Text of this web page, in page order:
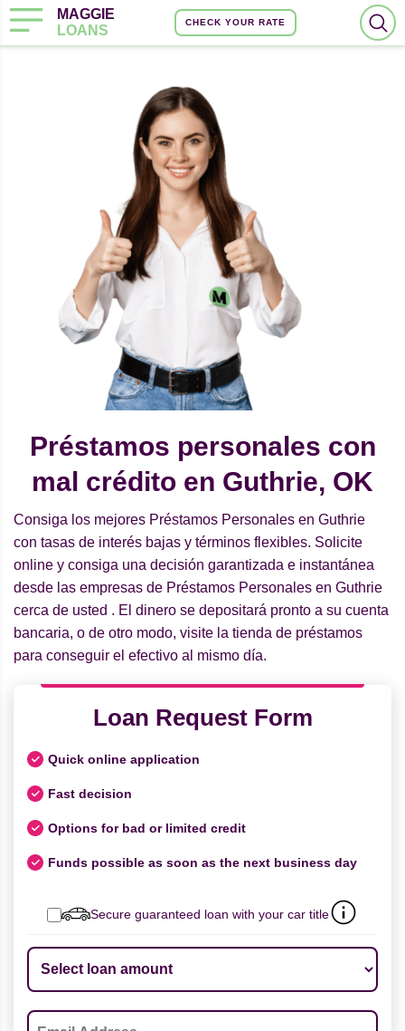
MAGGIE
LOANS
CHECK YOUR RATE
Préstamos personales con
mal crédito en Guthrie, OK
Consiga los mejores Préstamos Personales en Guthrie
con tasas de interés bajas y términos flexibles. Solicite
online y consiga una decisión garantizada e instantánea
desde las empresas de Préstamos Personales en Guthrie
cerca de usted . El dinero se depositará pronto a su cuenta
bancaria, o de otro modo, visite la tienda de préstamos
para conseguir el efectivo al mismo día.
Loan Request Form
Quick online application
Fast decision
Options for bad or limited credit
Funds possible as soon as the next business day
Secure guaranteed loan with your car title